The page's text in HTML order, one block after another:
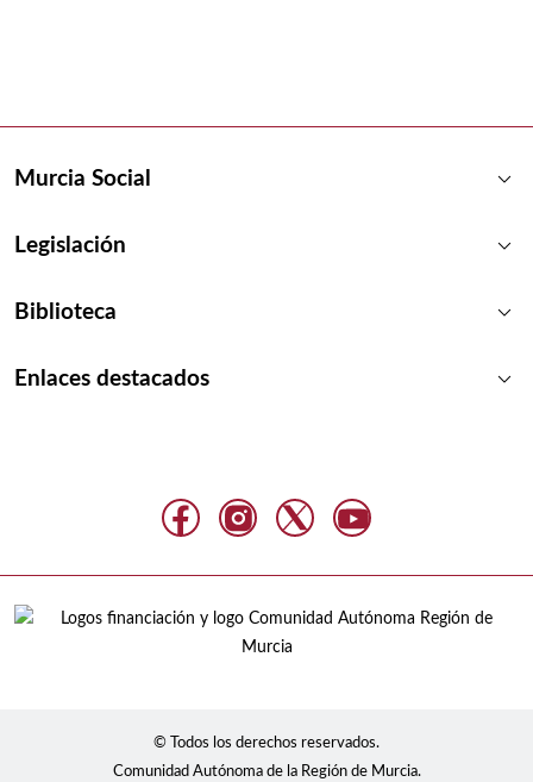
Murcia Social keyboard_arrow_down
Legislación keyboard_arrow_down
Biblioteca keyboard_arrow_down
Enlaces destacados keyboard_arrow_down
© Todos los derechos reservados.
Comunidad Autónoma de la Región de Murcia.